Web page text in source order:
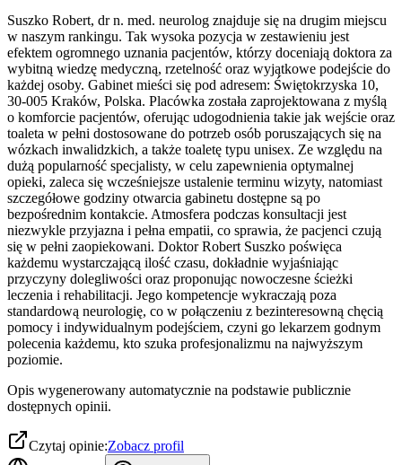
Suszko Robert, dr n. med. neurolog znajduje się na drugim miejscu
w naszym rankingu. Tak wysoka pozycja w zestawieniu jest
efektem ogromnego uznania pacjentów, którzy doceniają doktora za
wybitną wiedzę medyczną, rzetelność oraz wyjątkowe podejście do
każdej osoby. Gabinet mieści się pod adresem: Świętokrzyska 10,
30-005 Kraków, Polska. Placówka została zaprojektowana z myślą
o komforcie pacjentów, oferując udogodnienia takie jak wejście oraz
toaleta w pełni dostosowane do potrzeb osób poruszających się na
wózkach inwalidzkich, a także toaletę typu unisex. Ze względu na
dużą popularność specjalisty, w celu zapewnienia optymalnej
opieki, zaleca się wcześniejsze ustalenie terminu wizyty, natomiast
szczegółowe godziny otwarcia gabinetu dostępne są po
bezpośrednim kontakcie. Atmosfera podczas konsultacji jest
niezwykle przyjazna i pełna empatii, co sprawia, że pacjenci czują
się w pełni zaopiekowani. Doktor Robert Suszko poświęca
każdemu wystarczającą ilość czasu, dokładnie wyjaśniając
przyczyny dolegliwości oraz proponując nowoczesne ścieżki
leczenia i rehabilitacji. Jego kompetencje wykraczają poza
standardową neurologię, co w połączeniu z bezinteresowną chęcią
pomocy i indywidualnym podejściem, czyni go lekarzem godnym
polecenia każdemu, kto szuka profesjonalizmu na najwyższym
poziomie.
Opis wygenerowany automatycznie na podstawie publicznie
dostępnych opinii.
Czytaj opinie:Zobacz profil